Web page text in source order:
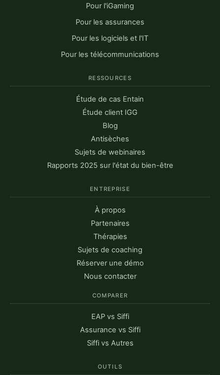
Pour l'iGaming
Pour les assurances
Pour les logiciels et l'IT
Pour les télécommunications
RESSOURCES
Étude de cas Entain
Étude client IGG
Blog
Antisèches
Sujets de webinaires
Rapports 2025 sur l'état du bien-être
ENTREPRISE
À propos
Partenaires
Thérapies
Sujets de coaching
Réserver une démo
Nous contacter
COMPARER
EAP vs Siffi
Assurance vs Siffi
Siffi vs Autres
OUTILS